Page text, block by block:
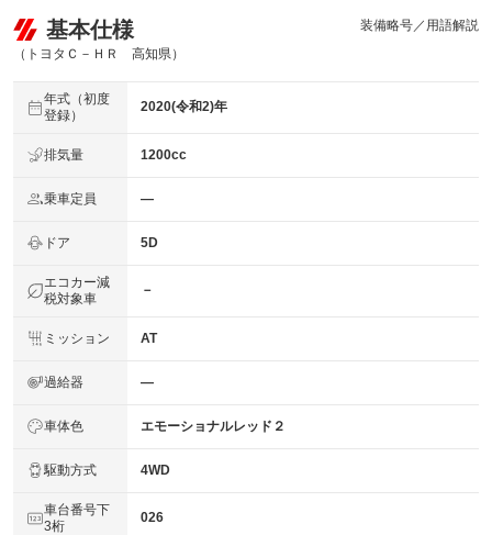
基本仕様
（トヨタＣ－ＨＲ 高知県）
装備略号／用語解説
年式（初度
登録）
2020(令和2)年
排気量 1200cc
乗車定員 ―
ドア 5D
エコカー減
税対象車
－
ミッション AT
過給器 ―
車体色 エモーショナルレッド２
駆動方式 4WD
車台番号下
3桁
026